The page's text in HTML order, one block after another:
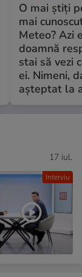
O mai știți
mai
Meteo? Azi
doamnă
stai să vezi
ei. Nimeni,
așteptat la
Interviu
17 iul.